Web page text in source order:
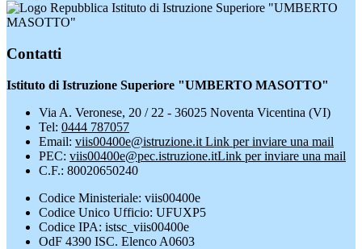
Istituto di Istruzione Superiore "UMBERTO
MASOTTO"
Contatti
Istituto di Istruzione Superiore "UMBERTO MASOTTO"
Via A. Veronese, 20 / 22 - 36025 Noventa Vicentina (VI)
Tel: 0444 787057
Email: viis00400e@istruzione.it Link per inviare una mail
PEC: viis00400e@pec.istruzione.itLink per inviare una mail
C.F.: 80020650240
Codice Ministeriale: viis00400e
Codice Unico Ufficio: UFUXP5
Codice IPA: istsc_viis00400e
OdF 4390 ISC. Elenco A0603